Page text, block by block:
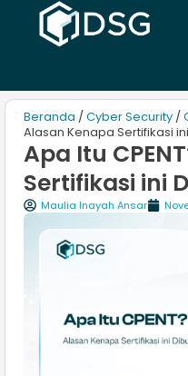
Beranda / Cyber Security /
Alasan Kenapa Sertifikasi
Apa Itu
Sertifikasi ini
Maulia Inayah Ansar